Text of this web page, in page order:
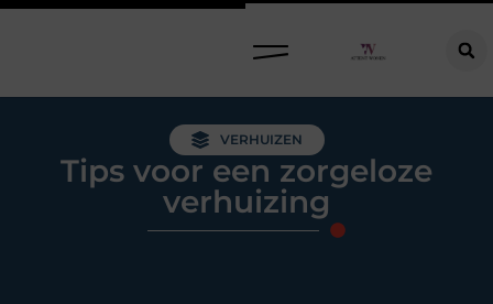
VERHUIZEN
Tips voor een zorgeloze
verhuizing